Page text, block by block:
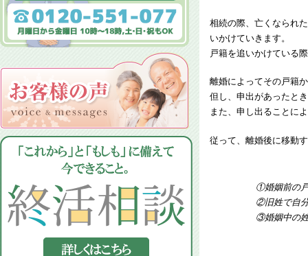
相続の際、亡くなられ
いかけていきます。
戸籍を追いかけている
離婚によってその戸籍
但し、申出があったと
また、申し出ることに
従って、離婚後に移動
①婚姻前の
②旧姓で自
③婚姻中の